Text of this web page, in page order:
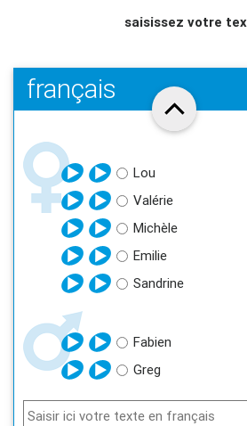
saisissez votre
français
Lou
Valérie
Michèle
Emilie
Sandrine
Fabien
Greg
Saisir ici votre texte en français